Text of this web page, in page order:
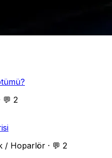
💬 2
/ Hoparlör · 💬 2